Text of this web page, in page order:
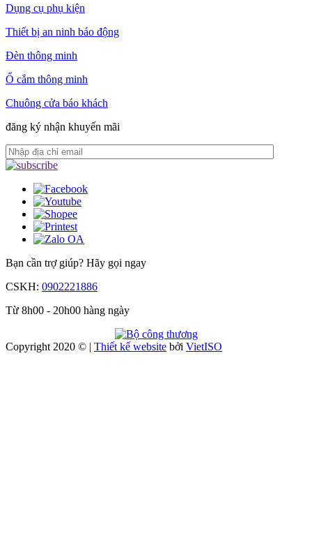
Dụng cụ phụ kiện
Thiết bị an ninh báo động
Đèn thông minh
Ổ cắm thông minh
Chuông cửa báo khách
đăng ký nhận khuyến mãi
Bạn cần trợ giúp? Hãy gọi ngay
CSKH: 0902221886
Từ 8h00 - 20h00 hàng ngày
Copyright 2020 © | Thiết kế website bởi VietISO